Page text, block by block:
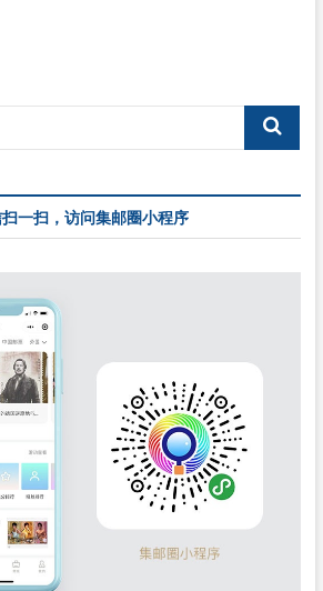
扫一扫，访问集邮圈小程序